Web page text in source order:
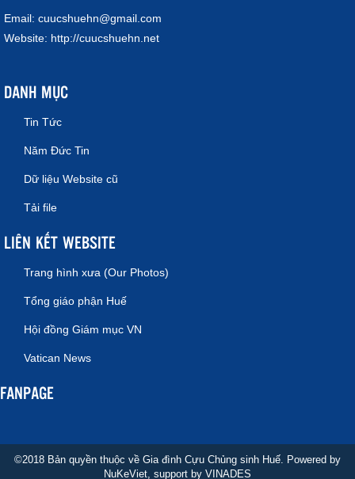
Email: cuucshuehn@gmail.com
Website: http://cuucshuehn.net
DANH MỤC
Tin Tức
Năm Đức Tin
Dữ liệu Website cũ
Tải file
LIÊN KẾT WEBSITE
Trang hình xưa (Our Photos)
Tổng giáo phận Huế
Hội đồng Giám mục VN
Vatican News
FANPAGE
©2018 Bản quyền thuộc về Gia đình Cựu Chủng sinh Huế. Powered by
NuKeViet, support by VINADES